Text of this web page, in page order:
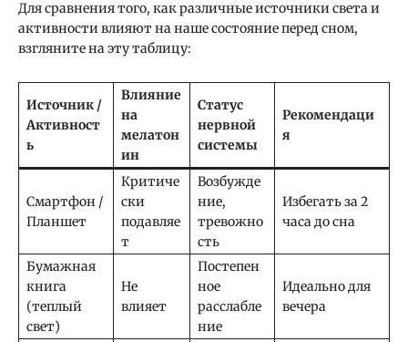
Для сравнения того, как различные источники света и
активности влияют на наше состояние перед сном,
взгляните на эту таблицу:
Источник /
Активност
ь
Влияние
на
мелатон
ин
Статус
нервной
системы
Рекомендаци
я
Смартфон /
Планшет
Критиче
ски
подавляе
т
Возбужде
ние,
тревожно
сть
Избегать за 2
часа до сна
Бумажная
книга
(теплый
свет)
Не
влияет
Постепен
ное
расслабле
ние
Идеально для
вечера